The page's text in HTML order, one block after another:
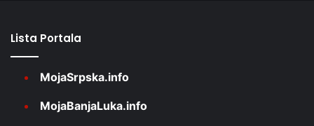
Lista Portala
MojaSrpska.info
MojaBanjaLuka.info